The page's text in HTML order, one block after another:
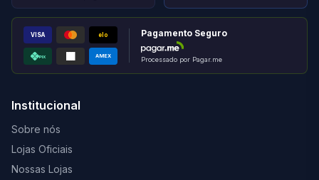
VISA elo
PIX AMEX
Pagamento Seguro
Processado por Pagar.me
Institucional
Sobre nós
Lojas Oficiais
Nossas Lojas